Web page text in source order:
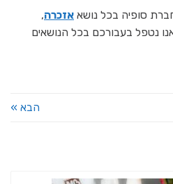
סופיה בכל נושא אזכרה,
נטפל בעבורכם בכל הנושאים
הבא »